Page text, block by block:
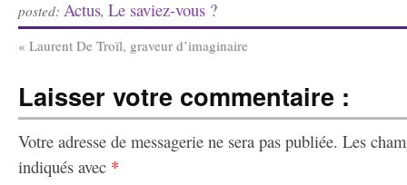
posted: Actus, Le saviez-vous ?
« Laurent De Troïl, graveur d’imaginaire
Laisser votre commentaire :
Votre adresse de messagerie ne sera pas publiée. Les
indiqués avec *